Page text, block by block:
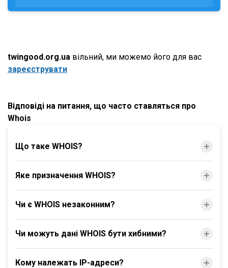
twingood.org.ua вільний, ми можемо його для вас
зареєструвати
Відповіді на питання, що часто ставляться про
Whois
Що таке WHOIS?
Яке призначення WHOIS?
Чи є WHOIS незаконним?
Чи можуть дані WHOIS бути хибними?
Кому належать IP-адреси?